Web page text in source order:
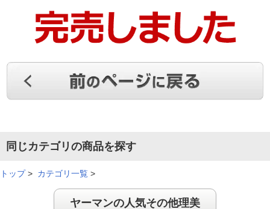
同じカテゴリの商品を探す
トップ> カテゴリ一覧 >
ヤーマンの人気その他理美